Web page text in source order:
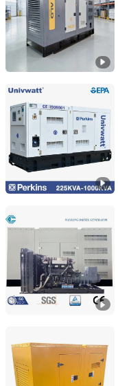
Tianjin, China
Univwatt (Ningde)
Fujian, China
Hunan Wanding
Hunan, China
Hunan Wanding
Hunan, China